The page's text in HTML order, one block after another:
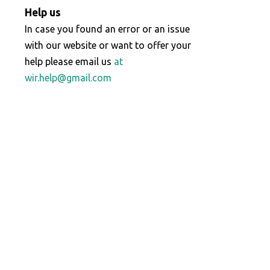
Help us
In case you found an error or an issue
with our website or want to offer your
help please email us at
wir.help@gmail.com